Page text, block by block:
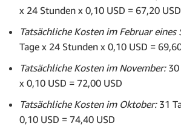
x 24 Stunden x 0,10 USD = 67,20 USD
Tatsächliche Kosten im Februar eines
Tage x 24 Stunden x 0,10 USD =
Tatsächliche Kosten im November:30
x 0,10 USD = 72,00 USD
Tatsächliche Kosten im Oktober:31
0,10 USD = 74,40 USD